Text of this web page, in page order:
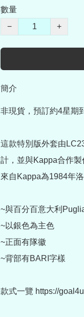
數量
−
+
簡介
非現貨，預訂約4星期
這款特別版外套由
計，並與Kappa合作
來自Kappa為1984年
~與百分百意大利
~以銀色為主色
~正面有隊徽
~背部有BARI字樣
款式一覽 https://